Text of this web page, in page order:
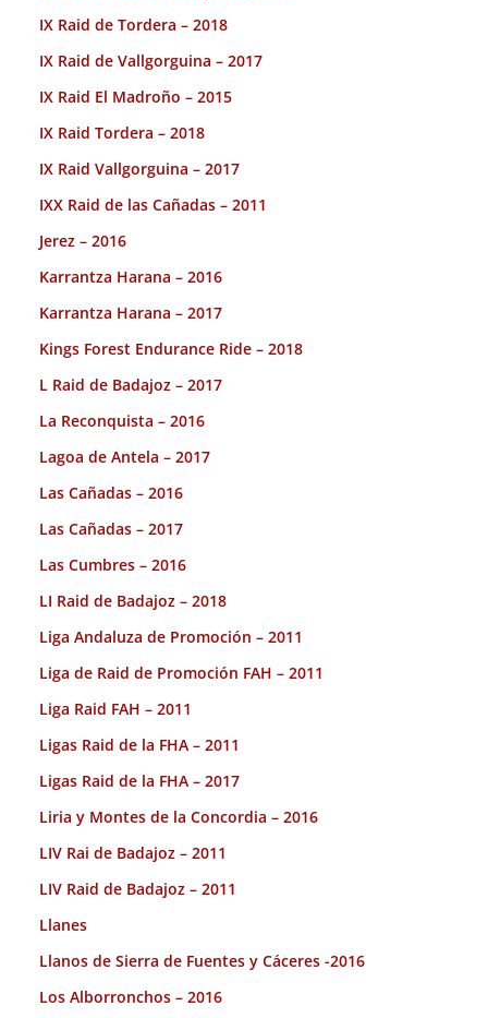
IX Raid de Tordera – 2018
IX Raid de Vallgorguina – 2017
IX Raid El Madroño – 2015
IX Raid Tordera – 2018
IX Raid Vallgorguina – 2017
IXX Raid de las Cañadas – 2011
Jerez – 2016
Karrantza Harana – 2016
Karrantza Harana – 2017
Kings Forest Endurance Ride – 2018
L Raid de Badajoz – 2017
La Reconquista – 2016
Lagoa de Antela – 2017
Las Cañadas – 2016
Las Cañadas – 2017
Las Cumbres – 2016
LI Raid de Badajoz – 2018
Liga Andaluza de Promoción – 2011
Liga de Raid de Promoción FAH – 2011
Liga Raid FAH – 2011
Ligas Raid de la FHA – 2011
Ligas Raid de la FHA – 2017
Liria y Montes de la Concordia – 2016
LIV Rai de Badajoz – 2011
LIV Raid de Badajoz – 2011
Llanes
Llanos de Sierra de Fuentes y Cáceres -2016
Los Alborronchos – 2016